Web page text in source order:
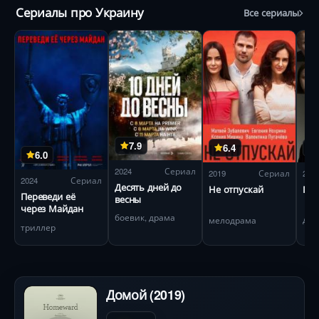
Сериалы про Украину Все сериалы
6.0
2024 Сериал
Переведи её
через Майдан
триллер
7.9
2024 Сериал
Десять дней до
весны
боевик, драма
6.4
2019 Сериал
Не отпускай
мелодрама
2019
Домой (2019)